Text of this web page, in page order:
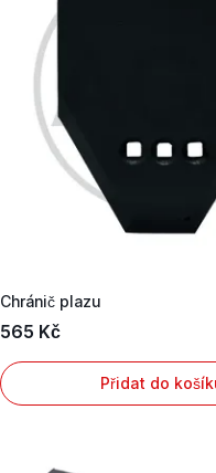
Chránič plazu
565 Kč
Přidat do